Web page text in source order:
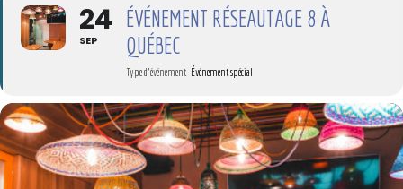
24
SEP
ÉVÉNEMENT RÉSEAUTAGE 8 À
QUÉBEC
Type d'événement Événement spécial